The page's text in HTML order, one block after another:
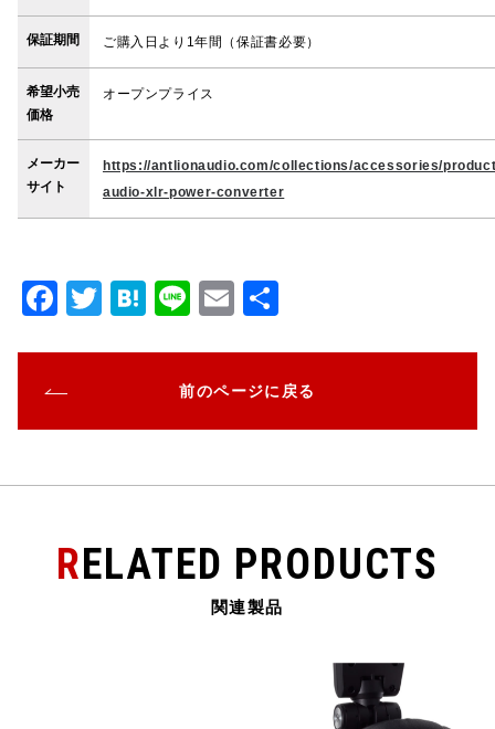
保証期間 ご購入日より1年間（保証書必要）
希望小売
価格
オープンプライス
メーカー
サイト
https://antlionaudio.com/collections/accessories/
audio-xlr-power-converter
F
e
b
o
k
T
r
H
a
Li
E
l
前のページに戻る
RELATED PRODUCTS
関連製品